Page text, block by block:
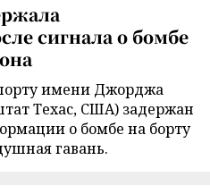
сигнала о бомбе
имени Джорджа
Техас, США) задержан
о бомбе на борту
гавань.